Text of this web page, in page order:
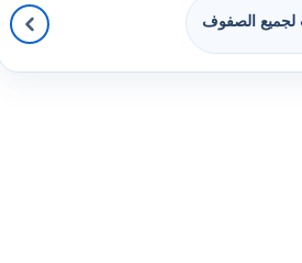
لجميع الصفوف